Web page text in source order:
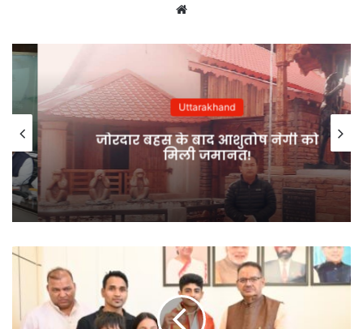
Uttarakhand
जोरदार बहस के बाद आशुतोष नेगी को
मिली जमानत!